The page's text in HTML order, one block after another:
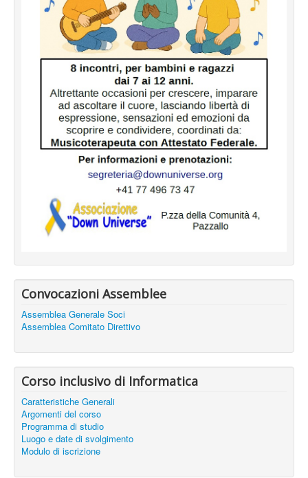
Convocazioni Assemblee
Assemblea Generale Soci
Assemblea Comitato Direttivo
Corso inclusivo di Informatica
Caratteristiche Generali
Argomenti del corso
Programma di studio
Luogo e date di svolgimento
Modulo di iscrizione